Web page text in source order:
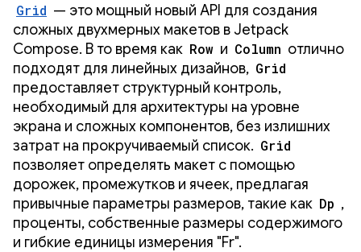
Grid — это мощный новый API для создания
сложных двухмерных макетов в Jetpack
Compose. В то время как Row и Column отлично
подходят для линейных дизайнов, Grid
предоставляет структурный контроль,
необходимый для архитектуры на уровне
экрана и сложных компонентов, без излишних
затрат на прокручиваемый список. Grid
позволяет определять макет с помощью
дорожек, промежутков и ячеек, предлагая
привычные параметры размеров, такие как Dp ,
проценты, собственные размеры содержимого
и гибкие единицы измерения "Fr".